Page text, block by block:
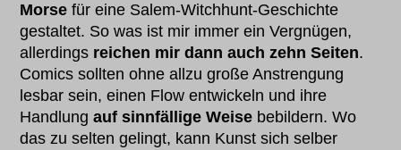
Morse für eine Salem-Witchhunt-Geschichte
gestaltet. So was ist mir immer ein Vergnügen,
allerdings reichen mir dann auch zehn Seiten.
Comics sollten ohne allzu große Anstrengung
lesbar sein, einen Flow entwickeln und ihre
Handlungauf sinnfällige Weise bebildern. Wo
das zu selten gelingt, kann Kunst sich selber